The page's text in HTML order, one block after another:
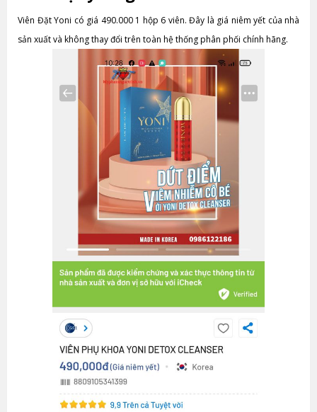
Viên Đặt Yoni có giá 490.000 1 hộp 6 viên. Đây là giá niêm yết của nhà
sản xuất và không thay đổi trên toàn hệ thống phân phối chính hãng.